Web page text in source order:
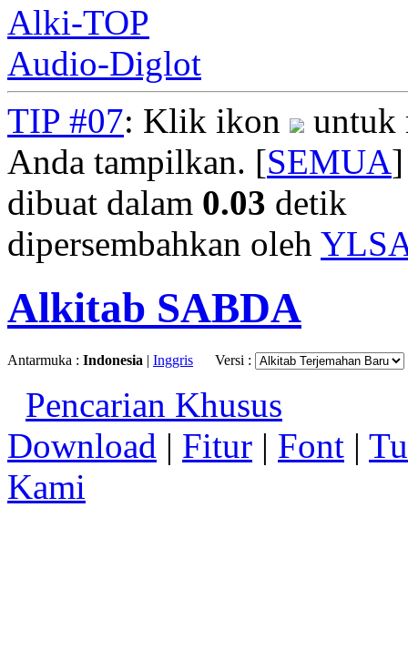
Alki-TOP
Audio-Diglot
TIP #07: Klik ikon
untuk
Anda tampilkan. [SEMUA]
dibuat dalam 0.03 detik
dipersembahkan oleh
Alkitab SABDA
Antarmuka : Indonesia | Inggris Versi :
Pencarian Khusus
Download | Fitur | Font |
Kami